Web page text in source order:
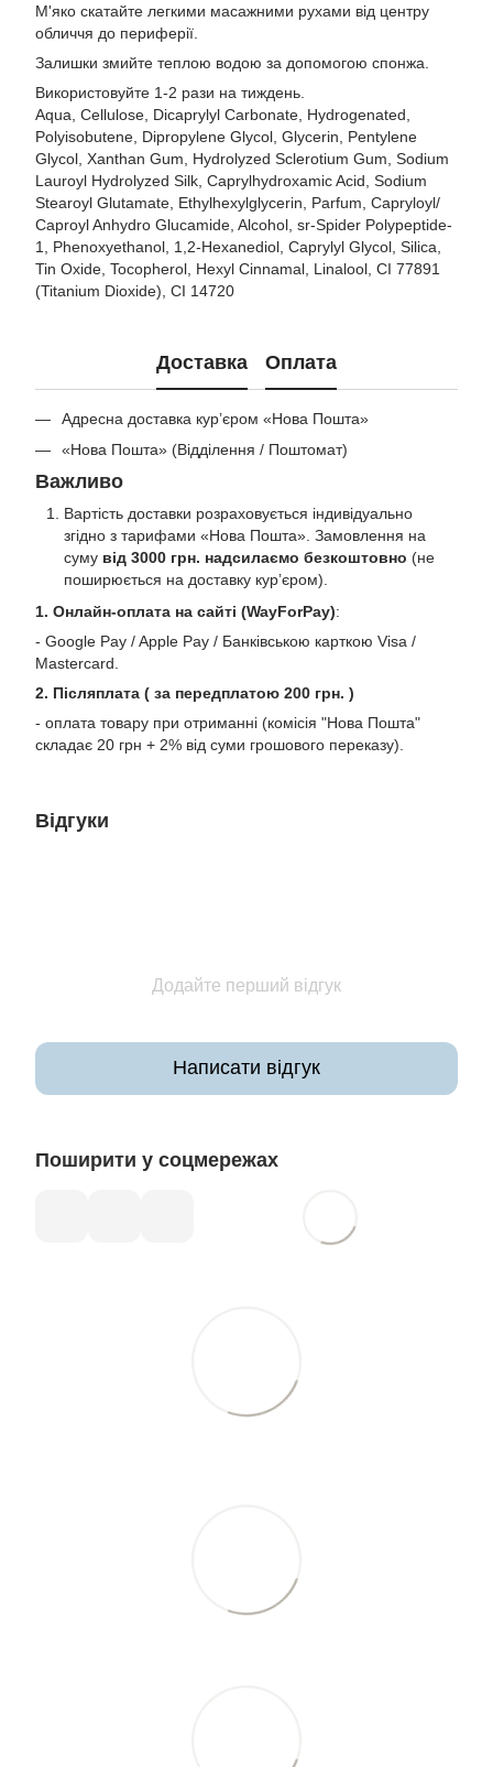
М'яко скатайте легкими масажними рухами від центру
обличчя до периферії.
Залишки змийте теплою водою за допомогою спонжа.
Використовуйте 1-2 рази на тиждень.
Aqua, Cellulose, Dicaprylyl Carbonate, Hydrogenated,
Polyisobutene, Dipropylene Glycol, Glycerin, Pentylene
Glycol, Xanthan Gum, Hydrolyzed Sclerotium Gum, Sodium
Lauroyl Hydrolyzed Silk, Caprylhydroxamic Acid, Sodium
Stearoyl Glutamate, Ethylhexylglycerin, Parfum, Capryloyl/
Caproyl Anhydro Glucamide, Alcohol, sr-Spider Polypeptide-
1, Phenoxyethanol, 1,2-Hexanediol, Caprylyl Glycol, Silica,
Tin Oxide, Tocopherol, Hexyl Cinnamal, Linalool, CI 77891
(Titanium Dioxide), CI 14720
Доставка Оплата
Адресна доставка кур’єром «Нова Пошта»
«Нова Пошта» (Відділення / Поштомат)
Важливо
Вартість доставки розраховується індивідуально
згідно з тарифами «Нова Пошта». Замовлення на
суму від 3000 грн. надсилаємо безкоштовно (не
поширюється на доставку курʼєром).
1. Онлайн-оплата на сайті (WayForPay):
- Google Pay / Apple Pay / Банківською карткою Visa /
Mastercard.
2. Післяплата ( за передплатою 200 грн. )
- оплата товару при отриманні (комісія "Нова Пошта"
складає 20 грн + 2% від суми грошового переказу).
Відгуки
Додайте перший відгук
Написати відгук
Поширити у соцмережах